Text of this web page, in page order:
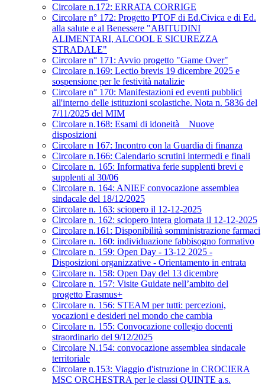
Circolare n.172: ERRATA CORRIGE
Circolare n° 172: Progetto PTOF di Ed.Civica e di Ed.
alla salute e al Benessere "ABITUDINI
ALIMENTARI, ALCOOL E SICUREZZA
STRADALE"
Circolare n° 171: Avvio progetto "Game Over"
Circolare n.169: Lectio brevis 19 dicembre 2025 e
sospensione per le festività natalizie
Circolare n° 170: Manifestazioni ed eventi pubblici
all'interno delle istituzioni scolastiche. Nota n. 5836 del
7/11/2025 del MIM
Circolare n.168: Esami di idoneità _ Nuove
disposizioni
Circolare n 167: Incontro con la Guardia di finanza
Circolare n.166: Calendario scrutini intermedi e finali
Circolare n. 165: Informativa ferie supplenti brevi e
supplenti al 30/06
Circolare n. 164: ANIEF convocazione assemblea
sindacale del 18/12/2025
Circolare n. 163: sciopero il 12-12-2025
Circolare n. 162: sciopero intera giornata il 12-12-2025
Circolare n.161: Disponibilità somministrazione farmaci
Circolare n. 160: individuazione fabbisogno formativo
Circolare n. 159: Open Day - 13-12 2025 -
Disposizioni organizzative - Orientamento in entrata
Circolare n. 158: Open Day del 13 dicembre
Circolare n. 157: Visite Guidate nell’ambito del
progetto Erasmus+
Circolare n. 156: STEAM per tutti: percezioni,
vocazioni e desideri nel mondo che cambia
Circolare n. 155: Convocazione collegio docenti
straordinario del 9/12/2025
Circolare N.154: convocazione assemblea sindacale
territoriale
Circolare n.153: Viaggio d'istruzione in CROCIERA
MSC ORCHESTRA per le classi QUINTE a.s.